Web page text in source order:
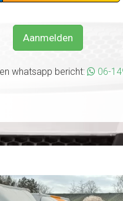
Aanmelden
whatsapp bericht: 06-